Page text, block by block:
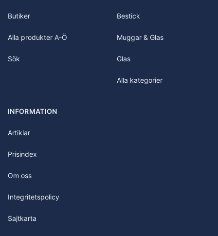
Butiker
Alla produkter A-Ö
Sök
Bestick
Muggar & Glas
Glas
Alla kategorier
INFORMATION
Artiklar
Prisindex
Om oss
Integritetspolicy
Sajtkarta